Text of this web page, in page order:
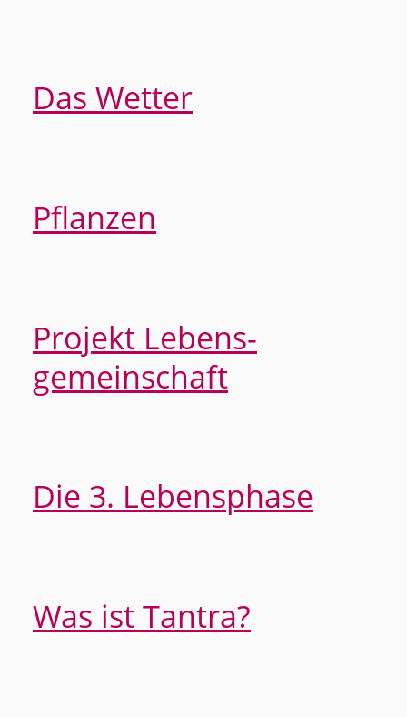
Das Wetter
Pflanzen
Projekt Lebens­
gemeinschaft
Die 3. Lebensphase
Was ist Tantra?